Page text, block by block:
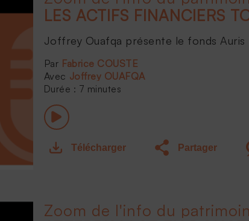
Joffrey Ouafqa présente le fonds Auris
Fabrice COUSTE
Joffrey OUAFQA
Durée : 7 minutes
Télécharger Partager
Zoom de l'info du